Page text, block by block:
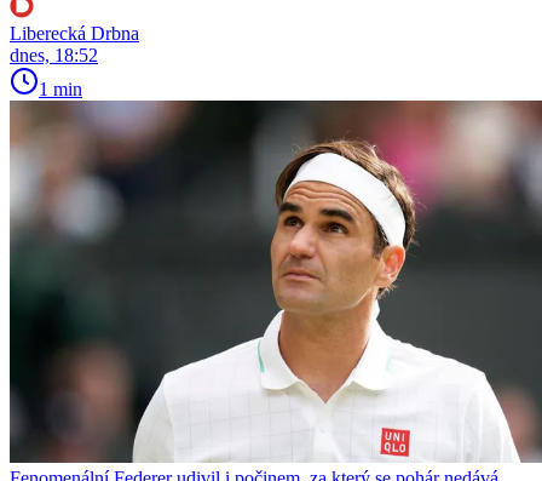
Liberecká Drbna
dnes, 18:52
1 min